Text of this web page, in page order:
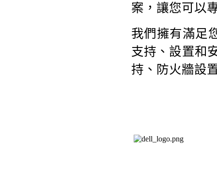
案，讓您可以
我們擁有滿足
支持、設置和
持、防火牆設